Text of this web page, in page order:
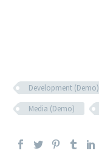
Development (Demo)
Media (Demo)